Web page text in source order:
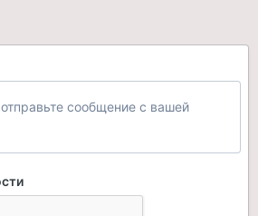
сообщение с вашей